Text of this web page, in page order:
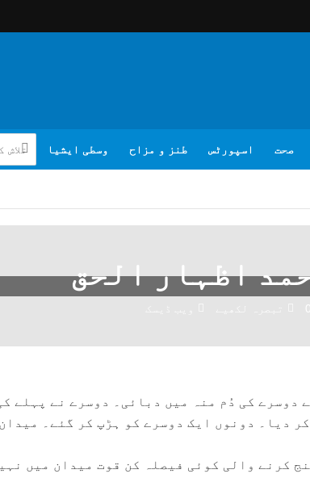
صحت اسپورٹس طنز و مزاح وسطی ایشیا
دوسرے کی دُم منہ میں دبائی۔ دوسرے نے پہلے
دیا۔ دونوں ایک دوسرے کو ہڑپ کر گئے۔
کرنے والی کوئی فیصلہ کن قوت میدان میں